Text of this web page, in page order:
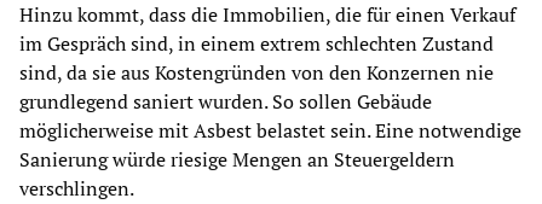
Hinzu kommt, dass die Immobilien, die für einen Verkauf
im Gespräch sind, in einem extrem schlechten Zustand
sind, da sie aus Kostengründen von den Konzernen nie
grundlegend saniert wurden. So sollen Gebäude
möglicherweise mit Asbest belastet sein. Eine notwendige
Sanierung würde riesige Mengen an Steuergeldern
verschlingen.